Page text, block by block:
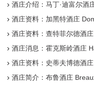
酒庄介绍：马丁·迪富尔酒
酒庄资料：加黑特酒庄
酒庄资料：查特菲尔德酒
酒庄消息：霍克斯岭酒庄
酒庄资料：史蒂夫博德酒
酒庄简介：布鲁酒庄